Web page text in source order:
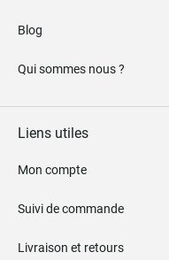
Blog
Qui sommes nous ?
Liens utiles
Mon compte
Suivi de commande
Livraison et retours